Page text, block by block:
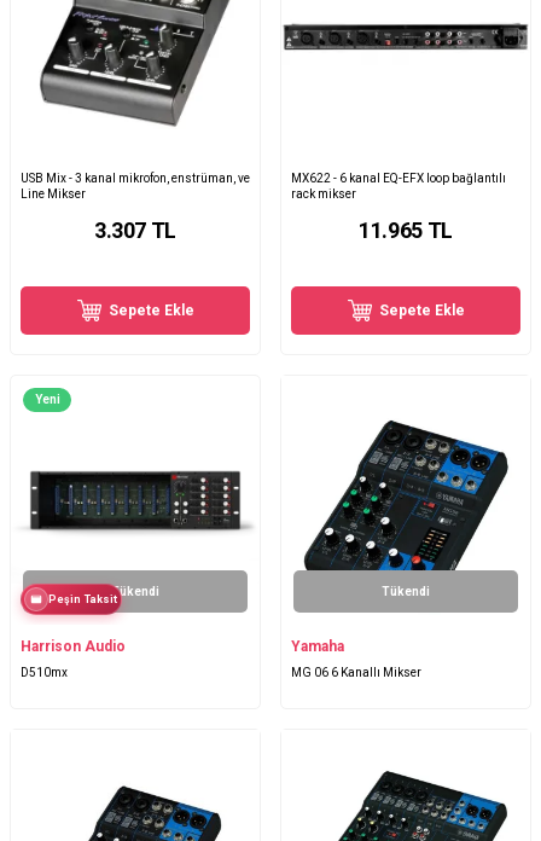
USB Mix - 3 kanal mikrofon, enstrüman, ve
Line Mikser
3.307 TL
Sepete Ekle
MX622 - 6 kanal EQ-EFX loop bağlantılı
rack mikser
11.965TL
Sepete Ekle
Yeni
Tükendi
Peşin Taksit
Harrison Audio
D510mx
Tükendi
Yamaha
MG 06 6 Kanallı Mikser